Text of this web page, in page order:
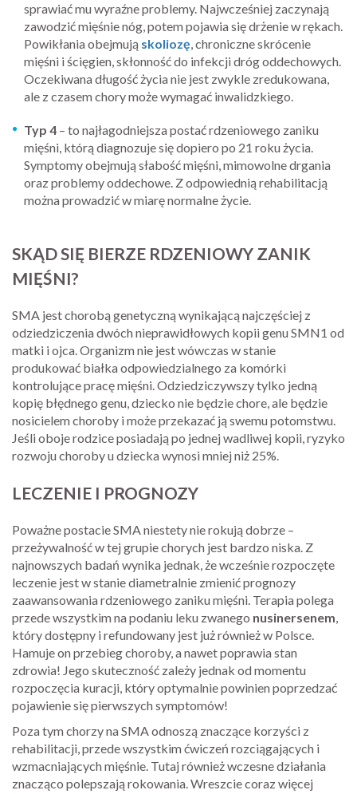
sprawiać mu wyraźne problemy. Najwcześniej zaczynają
zawodzić mięśnie nóg, potem pojawia się drżenie w rękach.
Powikłania obejmują skoliozę, chroniczne skrócenie
mięśni i ścięgien, skłonność do infekcji dróg oddechowych.
Oczekiwana długość życia nie jest zwykle zredukowana,
ale z czasem chory może wymagać inwalidzkiego.
Typ 4 – to najłagodniejsza postać rdzeniowego zaniku
mięśni, którą diagnozuje się dopiero po 21 roku życia.
Symptomy obejmują słabość mięśni, mimowolne drgania
oraz problemy oddechowe. Z odpowiednią rehabilitacją
można prowadzić w miarę normalne życie.
SKĄD SIĘ BIERZE RDZENIOWY ZANIK
MIĘŚNI?
SMA jest chorobą genetyczną wynikającą najczęściej z
odziedziczenia dwóch nieprawidłowych kopii genu SMN1 od
matki i ojca. Organizm nie jest wówczas w stanie
produkować białka odpowiedzialnego za komórki
kontrolujące pracę mięśni. Odziedziczywszy tylko jedną
kopię błędnego genu, dziecko nie będzie chore, ale będzie
nosicielem choroby i może przekazać ją swemu potomstwu.
Jeśli oboje rodzice posiadają po jednej wadliwej kopii, ryzyko
rozwoju choroby u dziecka wynosi mniej niż 25%.
LECZENIE I PROGNOZY
Poważne postacie SMA niestety nie rokują dobrze –
przeżywalność w tej grupie chorych jest bardzo niska. Z
najnowszych badań wynika jednak, że wcześnie rozpoczęte
leczenie jest w stanie diametralnie zmienić prognozy
zaawansowania rdzeniowego zaniku mięśni. Terapia polega
przede wszystkim na podaniu leku zwanego nusinersenem,
który dostępny i refundowany jest już również w Polsce.
Hamuje on przebieg choroby, a nawet poprawia stan
zdrowia! Jego skuteczność zależy jednak od momentu
rozpoczęcia kuracji, który optymalnie powinien poprzedzać
pojawienie się pierwszych symptomów!
Poza tym chorzy na SMA odnoszą znaczące korzyści z
rehabilitacji, przede wszystkim ćwiczeń rozciągających i
wzmacniających mięśnie. Tutaj również wczesne działania
znacząco polepszają rokowania. Wreszcie coraz więcej